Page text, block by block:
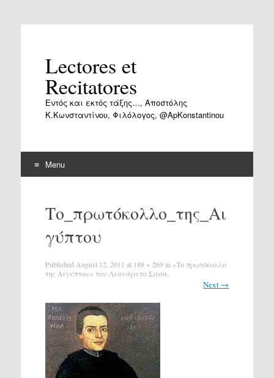
Lectores et
Recitatores
Εντός και εκτός τάξης…, Αποστόλης
Κ.Κωνσταντίνου, Φιλόλογος, @ApKonstantinou
Menu
contentΤο_πρωτόκολλο_της_Αι
γύπτου
Published August 12, 2011 at 188 × 269in «Το πρωτόκολλο
της Αιγύπτου» του Λεονάρντο Σάσα.
Next →